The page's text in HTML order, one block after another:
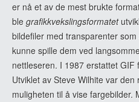
er nå et av de mest brukte
ble grafikkvekslingsformatet
bildefiler med transparenter
kunne spille dem ved
nettleseren. I 1987 erstattet GIF
Utviklet av Steve Wilhite var
muligheten til å vise fargebilder.